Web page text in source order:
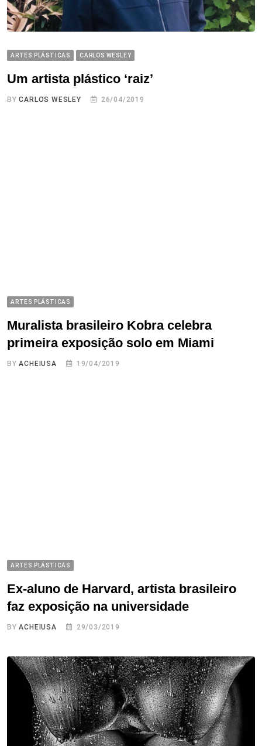
ARTES PLÁSTICAS CARLOS WESLEY
Um artista plástico ‘raiz’
BYCARLOS WESLEY 26/04/2019
ARTES PLÁSTICAS
Muralista brasileiro Kobra celebra
primeira exposição solo em Miami
BYACHEIUSA 19/04/2019
ARTES PLÁSTICAS
Ex-aluno de Harvard, artista brasileiro
faz exposição na universidade
BYACHEIUSA 29/03/2019